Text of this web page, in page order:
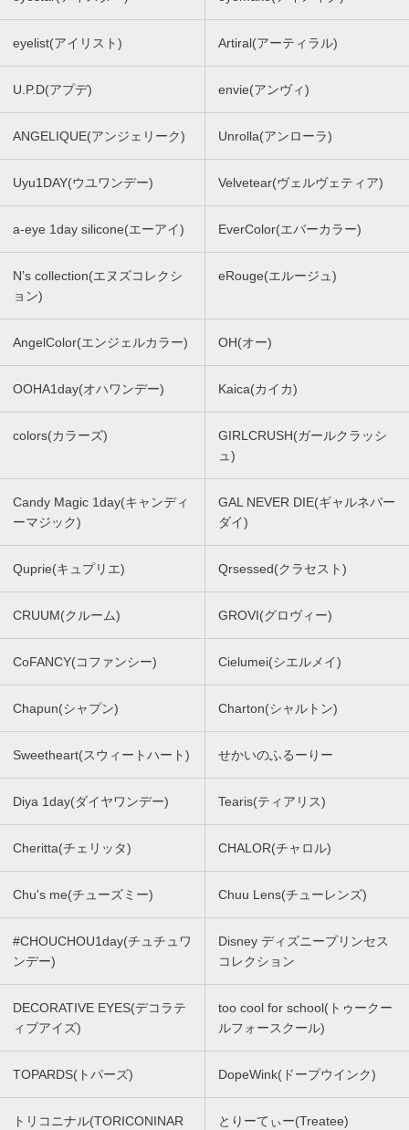
eyelist(アイリスト) Artiral(アーティラル)
U.P.D(アプデ) envie(アンヴィ)
ANGELIQUE(アンジェリーク) Unrolla(アンローラ)
Uyu1DAY(ウユワンデー) Velvetear(ヴェルヴェティア)
a-eye 1day silicone(エーアイ) EverColor(エバーカラー)
N’s collection(エヌズコレクシ
ョン)
eRouge(エルージュ)
AngelColor(エンジェルカラー) OH(オー)
OOHA1day(オハワンデー) Kaica(カイカ)
colors(カラーズ)
GIRLCRUSH(ガールクラッシ
ュ)
Candy Magic 1day(キャンディ
ーマジック)
GAL NEVER DIE(ギャルネバー
ダイ)
Quprie(キュプリエ) Qrsessed(クラセスト)
CRUUM(クルーム) GROVI(グロヴィー)
CoFANCY(コファンシー) Cielumei(シエルメイ)
Chapun(シャプン) Charton(シャルトン)
Sweetheart(スウィートハート) せかいのふるーりー
Diya 1day(ダイヤワンデー) Tearis(ティアリス)
Cheritta(チェリッタ) CHALOR(チャロル)
Chu's me(チューズミー) Chuu Lens(チューレンズ)
#CHOUCHOU1day(チュチュワ
ンデー)
Disney ディズニープリンセス
コレクション
DECORATIVE EYES(デコラテ
ィブアイズ)
too cool for school(トゥークー
ルフォースクール)
TOPARDS(トパーズ) DopeWink(ドープウインク)
トリコニナル(TORICONINAR
とりーてぃー(Treatee)